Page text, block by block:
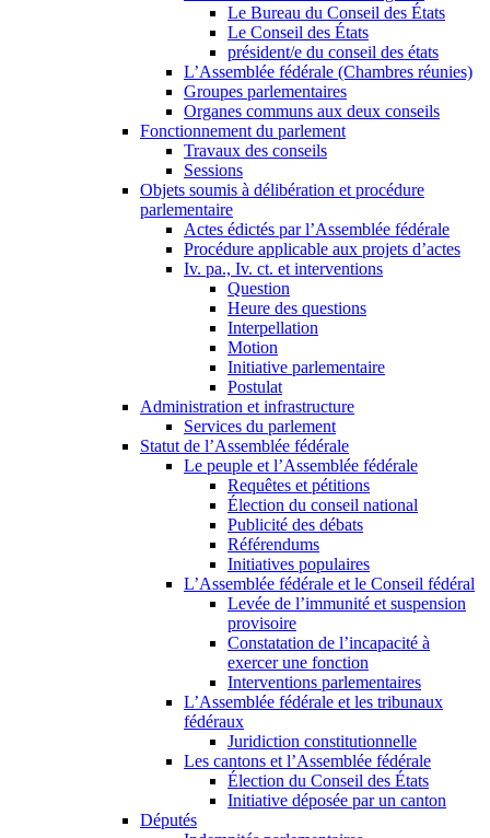
Le Bureau du Conseil des États
Le Conseil des États
président/e du conseil des états
L’Assemblée fédérale (Chambres réunies)
Groupes parlementaires
Organes communs aux deux conseils
Fonctionnement du parlement
Travaux des conseils
Sessions
Objets soumis à délibération et procédure
parlementaire
Actes édictés par l’Assemblée fédérale
Procédure applicable aux projets d’actes
Iv. pa., Iv. ct. et interventions
Question
Heure des questions
Interpellation
Motion
Initiative parlementaire
Postulat
Administration et infrastructure
Services du parlement
Statut de l’Assemblée fédérale
Le peuple et l’Assemblée fédérale
Requêtes et pétitions
Élection du conseil national
Publicité des débats
Référendums
Initiatives populaires
L’Assemblée fédérale et le Conseil fédéral
Levée de l’immunité et suspension
provisoire
Constatation de l’incapacité à
exercer une fonction
Interventions parlementaires
L’Assemblée fédérale et les tribunaux
fédéraux
Juridiction constitutionnelle
Les cantons et l’Assemblée fédérale
Élection du Conseil des États
Initiative déposée par un canton
Députés